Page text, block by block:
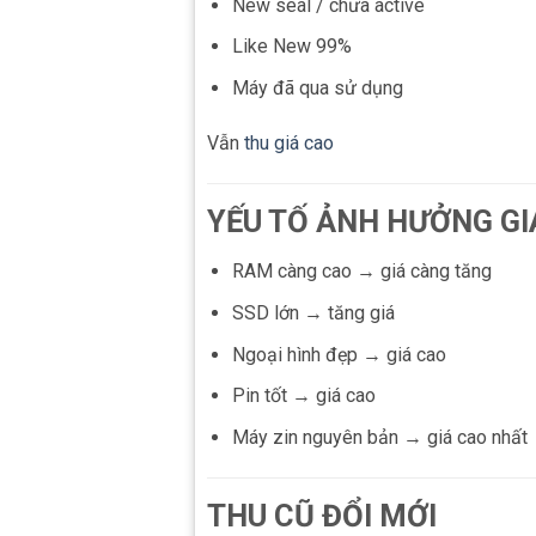
New seal / chưa active
Like New 99%
Máy đã qua sử dụng
Vẫn thu giá cao
YẾU TỐ ẢNH HƯỞNG
RAM càng cao → giá càng tăng
SSD lớn → tăng giá
Ngoại hình đẹp → giá cao
Pin tốt → giá cao
Máy zin nguyên bản → giá cao nhất
THU CŨ ĐỔI MỚI